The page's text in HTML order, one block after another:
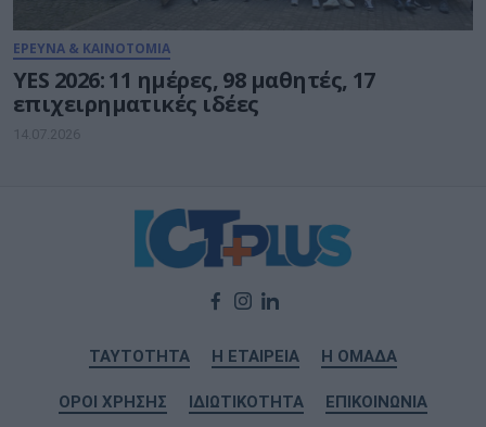
ΕΡΕΥΝΑ & ΚΑΙΝΟΤΟΜΙΑ
YES 2026: 11 ημέρες, 98 μαθητές, 17
επιχειρηματικές ιδέες
14.07.2026
ΤΑΥΤΟΤΗΤΑ Η ΕΤΑΙΡΕΙΑ Η ΟΜΑΔΑ
ΟΡΟΙ ΧΡΗΣΗΣ ΙΔΙΩΤΙΚΟΤΗΤΑ ΕΠΙΚΟΙΝΩΝΙΑ